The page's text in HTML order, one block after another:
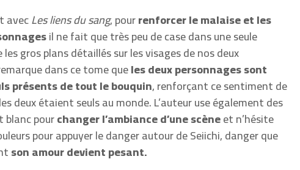
avecLes liens du sang, pourrenforcer le malaise et les
il ne fait que très peu de case dans une seule
gros plans détaillés sur les visages de nos deux
dans ce tome queles deux personnages sont
présents de tout le bouquin, renforçant ce sentiment de
deux étaient seuls au monde. L’auteur use également des
pourchanger l’ambiance d’une scèneet n’hésite
pour appuyer le danger autour de Seiichi, danger que
son amour devient pesant.